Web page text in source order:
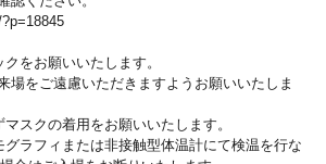
をお願いいたします。
場をご遠慮いただきますようお願いいたしま
スクの着用をお願いいたします。
ラフィまたは非接触型体温計にて検温を行な